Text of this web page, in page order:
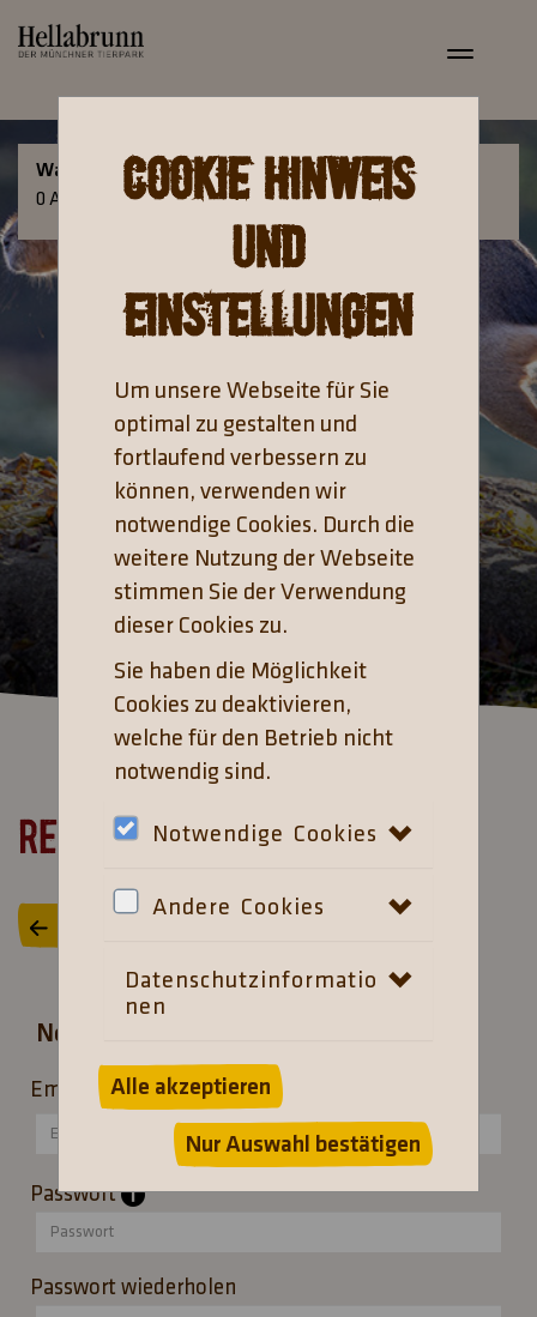
Cookie Hinweis
und
Einstellungen
Um unsere Webseite für Sie
optimal zu gestalten und
fortlaufend verbessern zu
können, verwenden wir
notwendige Cookies. Durch die
weitere Nutzung der Webseite
stimmen Sie der Verwendung
dieser Cookies zu.
Sie haben die Möglichkeit
Cookies zu deaktivieren,
welche für den Betrieb nicht
notwendig sind.
Notwendige Cookies
Andere Cookies
Datenschutzinformatio
nen
Alle akzeptieren
Nur Auswahl bestätigen
Warenkorb
0 Artikel 0,00 €
Anmelden
Toggle
Registrieren
Neues Konto erstellen
Email
Passwort
Passwort wiederholen